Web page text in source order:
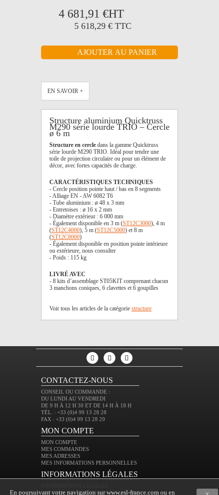
4 681,91 €HT
5 618,29 € TTC
EN SAVOIR +
Structure aluminium Quicktruss
M290 série lourde TRIO – Cercle
ø 6 m
Structure en cercle dans la gamme Quicktruss
série lourde M290 TRIO. Idéal pour tendre une
toile de projection circulaire ou pour un élément de
décor, avec fortes capacités de charge.
CARACTÉRISTIQUES TECHNIQUES
- Cercle position pointe haut / bas en 8 segments
- Alliage EN - AW 6082 T6
- Tube aluminium : ø 48 x 3 mm
- Entretoises : ø 16 x 2 mm
- Diamètre extérieur : 6 000 mm
- Également disponible en 3 m (ST12C3000), 4 m
(ST12C4000), 5 m (ST12C5000) et 8 m
(ST12C8000)
- Également disponible en position pointe intérieure
ou extérieure, nous consulter
- Poids : 115 kg
LIVRÉ AVEC
- 8 kits d’assemblage ST05KIT comprenant chacun
3 manchons coniques, 6 clavettes et 6 goupilles
Voir tous les articles de la catégorie structure
CONTACTEZ-NOUS
CONSEIL OU COMMANDE :
DU LUNDI AU VENDREDI
DE 9 H À 12 H 30 ET DE 14 H À 18 H
TÉL. : +33 (0)4 99 13 28 28
FAX : +33 (0)4 99 13 28 29
MON COMPTE
MON COMPTE
MES COMMANDES
MES ADRESSES
MES INFORMATIONS PERSONNELLES
INFORMATIONS LÉGALES
CONDITIONS GÉNÉRALES DE VENTE
En poursuivant votre navigation sur www.esl-france.com ou en